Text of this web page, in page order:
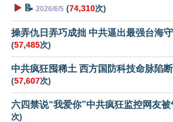
▶️ 📝 2026/6/5 (74,310次)
操弄仇日弄巧成拙 中共逼出最强台海
(57,485次)
中共疯狂囤稀土 西方国防科技命脉陷
(57,607次)
六四禁说“我爱你”中共疯狂监控网友被
次)